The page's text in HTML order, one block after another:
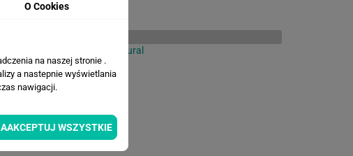
Fototapeta Kwiaty - mural
O Cookies
na naszej stronie .
a nastepnie wyświetlania
nawigacji.
WSZYSTKIE